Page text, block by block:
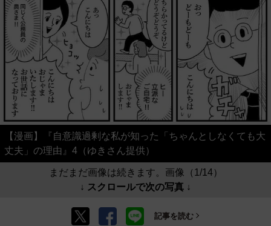
【漫画】『自意識過剰な私が知った「ちゃんとしなくても大
丈夫」の理由』4（ゆきさん提供）
まだまだ画像は続きます。画像（1/14）
↓ スクロールで次の写真 ↓
記事を読む